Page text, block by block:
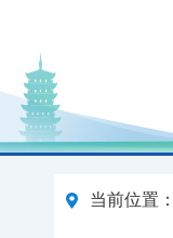
当前位置：